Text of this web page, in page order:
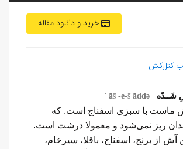
خرید و دانلود مقاله
کتل‌کش
شَــدّه ās̄ -e-s̄ āddə
:
ماست با سبزی اسفناج است. که
ریز نمی‌شود و معمولا درشت است.
آش از برنج، اسفناج، باقلا، سیرخام،